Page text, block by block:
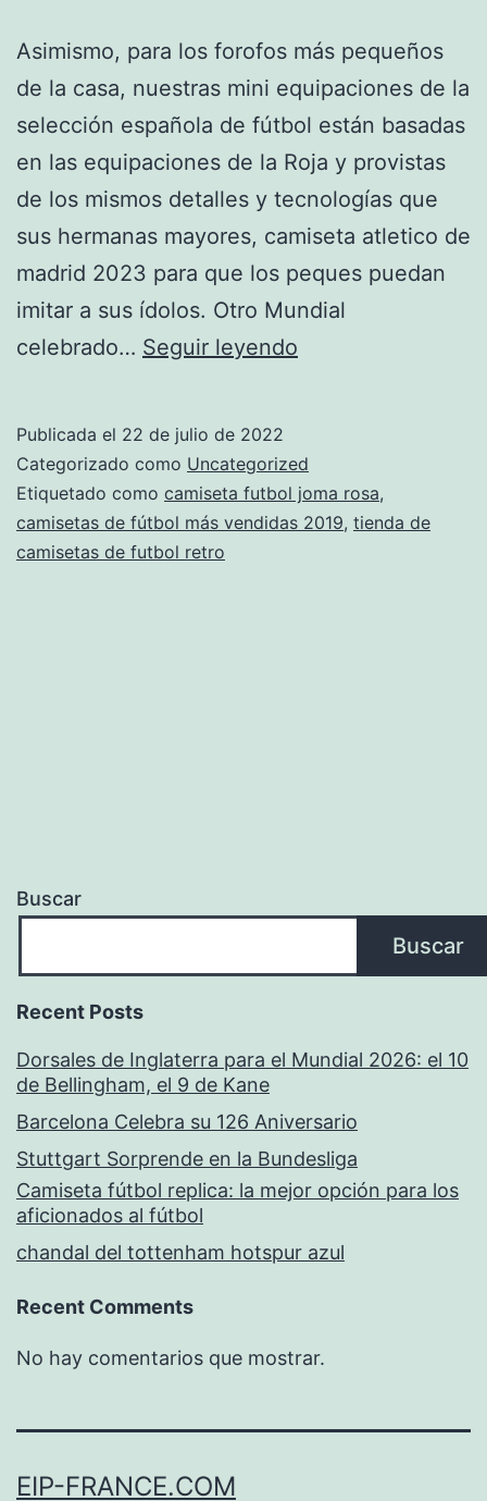
Asimismo, para los forofos más pequeños
de la casa, nuestras mini equipaciones de la
selección española de fútbol están basadas
en las equipaciones de la Roja y provistas
de los mismos detalles y tecnologías que
sus hermanas mayores, camiseta atletico de
madrid 2023 para que los peques puedan
imitar a sus ídolos. Otro Mundial
celebrado… Seguir leyendo
Futbol
2022
–
Publicada el 22 de julio de 2022
Categorizado como Uncategorized
Etiquetado como camiseta futbol joma rosa,
camisetas de fútbol más vendidas 2019, tienda de
camisetas de futbol retro
Buscar
Buscar
Recent Posts
Dorsales de Inglaterra para el Mundial 2026: el 10
de Bellingham, el 9 de Kane
Barcelona Celebra su 126 Aniversario
Stuttgart Sorprende en la Bundesliga
Camiseta fútbol replica: la mejor opción para los
aficionados al fútbol
chandal del tottenham hotspur azul
Recent Comments
No hay comentarios que mostrar.
EIP-FRANCE.COM